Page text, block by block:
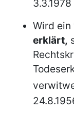
Wird ein
erklärt,